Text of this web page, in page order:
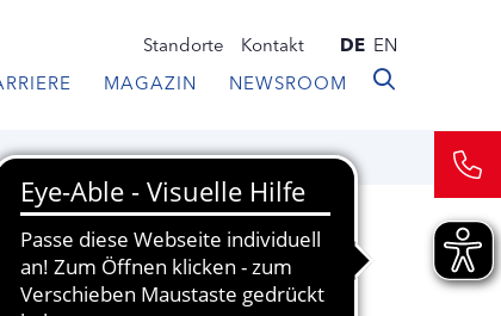
Standorte Kontakt DE EN
MAGAZIN NEWSROOM